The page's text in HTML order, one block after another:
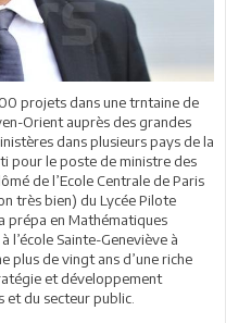
projets dans une trntaine de
Orient auprès des grandes
dans plusieurs pays de la
pour le poste de ministre des
de l’Ecole Centrale de Paris
très bien) du Lycée Pilote
prépa en Mathématiques
l’école Sainte-Geneviève à
plus de vingt ans d’une riche
et développement
et du secteur public.